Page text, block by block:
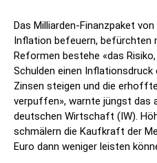
Das Milliarden-Finanzpaket
Inflation befeuern, befürchten
Reformen bestehe «das
Schulden einen Inflationsdruck
Zinsen steigen und die
verpuffen», warnte jüngst das
deutschen Wirtschaft (IW).
schmälern die Kaufkraft der
Euro dann weniger leisten